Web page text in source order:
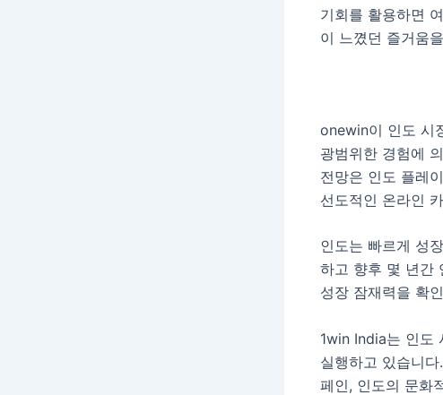
기회를 활용하면
이 느꼈던 즐거움
onewin이 인도 시
광범위한 경험에
전망은 인도 플레
선도적인 온라인
인도는 빠르게 성
하고 향후 몇 년간
성장 잠재력을 확
1win India는 인도
실행하고 있습니
페인, 인도의 문화